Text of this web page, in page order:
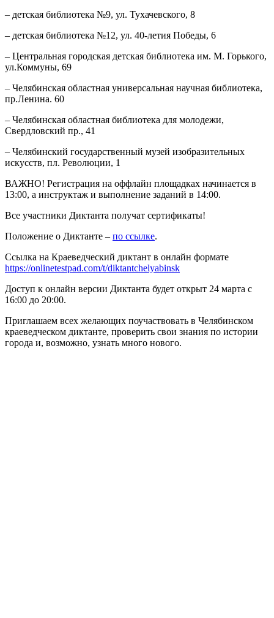
– детская библиотека №9, ул. Тухачевского, 8
– детская библиотека №12, ул. 40-летия Победы, 6
– Центральная городская детская библиотека им. М. Горького,
ул.Коммуны, 69
– Челябинская областная универсальная научная библиотека,
пр.Ленина. 60
– Челябинская областная библиотека для молодежи,
Свердловский пр., 41
– Челябинский государственный музей изобразительных
искусств, пл. Революции, 1
ВАЖНО! Регистрация на оффлайн площадках начинается в
13:00, а инструктаж и выполнение заданий в 14:00.
Все участники Диктанта получат сертификаты!
Положение о Диктанте – по ссылке.
Ссылка на Краеведческий диктант в онлайн формате
https://onlinetestpad.com/t/diktantchelyabinsk
Доступ к онлайн версии Диктанта будет открыт 24 марта с
16:00 до 20:00.
Приглашаем всех желающих поучаствовать в Челябинском
краеведческом диктанте, проверить свои знания по истории
города и, возможно, узнать много нового.